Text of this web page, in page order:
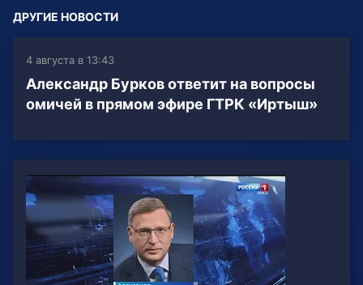
ДРУГИЕ НОВОСТИ
4 августа в 13:43
Александр Бурков ответит на вопросы
омичей в прямом эфире ГТРК «Иртыш»